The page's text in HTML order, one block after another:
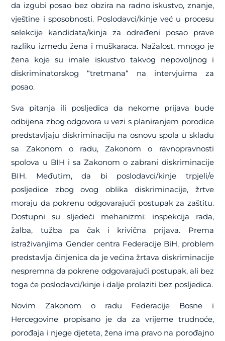
da izgubi posao bez obzira na radno iskustvo, znanje,
vještine i sposobnosti. Poslodavci/kinje već u procesu
selekcije kandidata/kinja za određeni posao prave
razliku između žena i muškaraca. Nažalost, mnogo je
žena koje su imale iskustvo takvog nepovoljnog i
diskriminatorskog “tretmana“ na intervjuima za
posao.
Sva pitanja ili posljedica da nekome prijava bude
odbijena zbog odgovora u vezi s planiranjem porodice
predstavljaju diskriminaciju na osnovu spola u skladu
sa Zakonom o radu, Zakonom o ravnopravnosti
spolova u BIH i sa Zakonom o zabrani diskriminacije
BIH. Međutim, da bi poslodavci/kinje trpjeli/e
posljedice zbog ovog oblika diskriminacije, žrtve
moraju da pokrenu odgovarajući postupak za zaštitu.
Dostupni su sljedeći mehanizmi: inspekcija rada,
žalba, tužba pa čak i krivična prijava. Prema
istraživanjima Gender centra Federacije BiH, problem
predstavlja činjenica da je većina žrtava diskriminacije
nespremna da pokrene odgovarajući postupak, ali bez
toga će poslodavci/kinje i dalje prolaziti bez posljedica.
Novim Zakonom o radu Federacije Bosne i
Hercegovine propisano je da za vrijeme trudnoće,
porođaja i njege djeteta, žena ima pravo na porođajno